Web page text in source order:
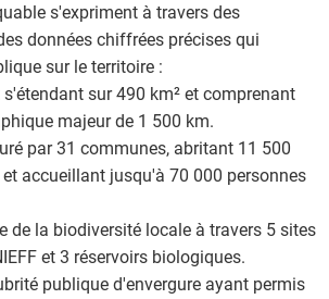
s'expriment à travers des
données chiffrées précises qui
sur le territoire :
sur 490 km² et comprenant
majeur de 1 500 km.
par 31 communes, abritant 11 500
accueillant jusqu'à 70 000 personnes
de la biodiversité locale à travers 5 sites
et 3 réservoirs biologiques.
publique d'envergure ayant permis